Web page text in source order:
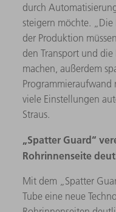
durch
steigern möchte.
der Produktion
den Transport und
machen, außerdem
Programmieraufwand
viele Einstellungen
Straus.
„Spatter Guard“
Rohrinnenseite
Mit dem „Spatter
Tube eine neue